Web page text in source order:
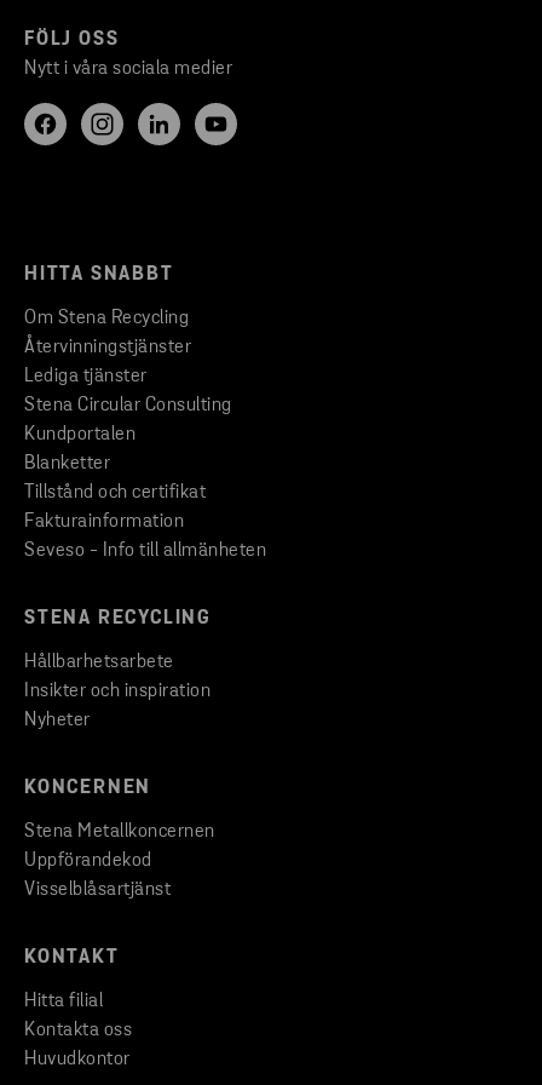
FÖLJ OSS
Nytt i våra sociala medier
HITTA SNABBT
Om Stena Recycling
Återvinningstjänster
Lediga tjänster
Stena Circular Consulting
Kundportalen
Blanketter
Tillstånd och certifikat
Fakturainformation
Seveso - Info till allmänheten
STENA RECYCLING
Hållbarhetsarbete
Insikter och inspiration
Nyheter
KONCERNEN
Stena Metallkoncernen
Uppförandekod
Visselblåsartjänst
KONTAKT
Hitta filial
Kontakta oss
Huvudkontor